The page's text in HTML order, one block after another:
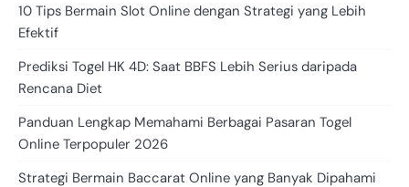
10 Tips Bermain Slot Online dengan Strategi yang Lebih
Efektif
Prediksi Togel HK 4D: Saat BBFS Lebih Serius daripada
Rencana Diet
Panduan Lengkap Memahami Berbagai Pasaran Togel
Online Terpopuler 2026
Strategi Bermain Baccarat Online yang Banyak Dipahami